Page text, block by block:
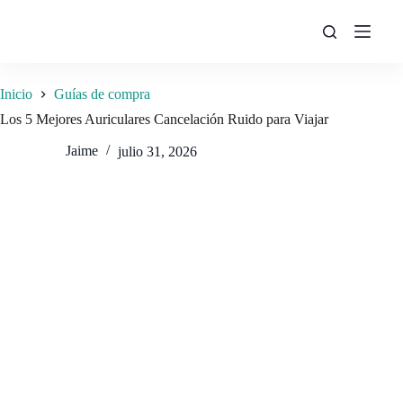
Inicio
Guías de compra
Los 5 Mejores Auriculares Cancelación Ruido para Viajar
Jaime julio 31, 2026